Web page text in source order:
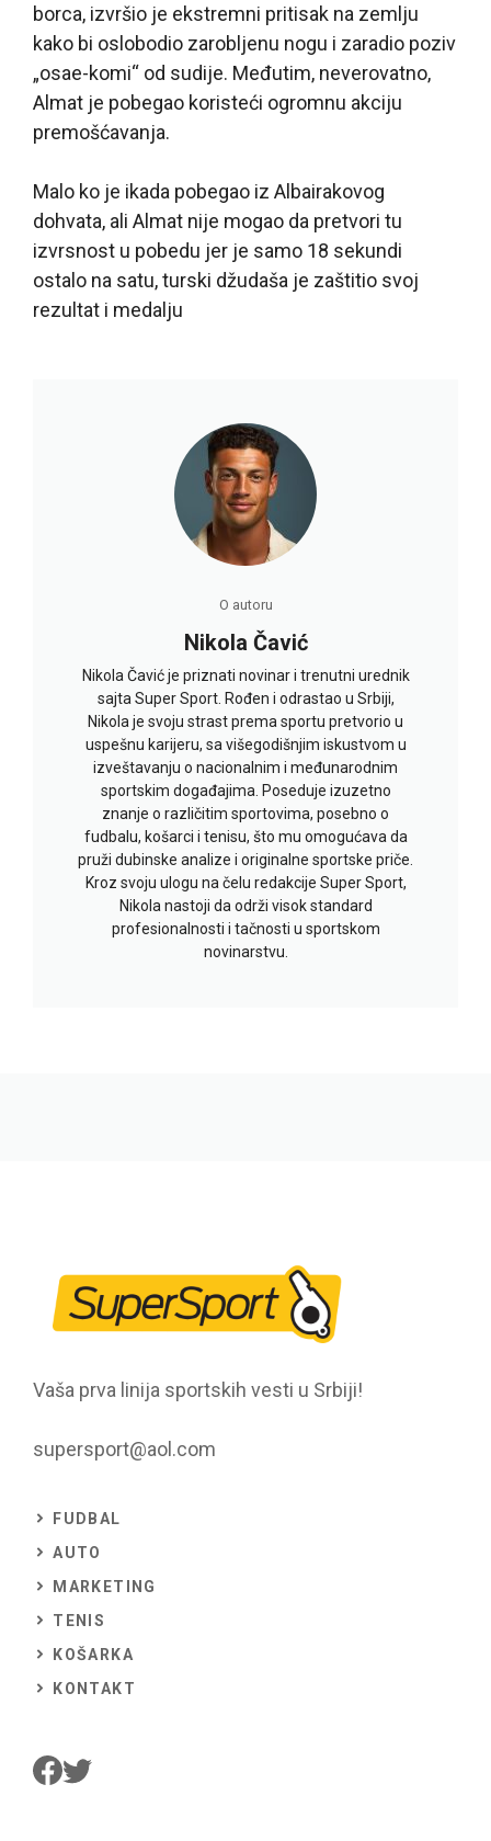
borca, izvršio je ekstremni pritisak na zemlju
kako bi oslobodio zarobljenu nogu i zaradio poziv
„osae-komi“ od sudije. Međutim, neverovatno,
Almat je pobegao koristeći ogromnu akciju
premošćavanja.
Malo ko je ikada pobegao iz Albairakovog
dohvata, ali Almat nije mogao da pretvori tu
izvrsnost u pobedu jer je samo 18 sekundi
ostalo na satu, turski džudaša je zaštitio svoj
rezultat i medalju
O autoru
Nikola Čavić
Nikola Čavić je priznati novinar i trenutni urednik
sajta Super Sport. Rođen i odrastao u Srbiji,
Nikola je svoju strast prema sportu pretvorio u
uspešnu karijeru, sa višegodišnjim iskustvom u
izveštavanju o nacionalnim i međunarodnim
sportskim događajima. Poseduje izuzetno
znanje o različitim sportovima, posebno o
fudbalu, košarci i tenisu, što mu omogućava da
pruži dubinske analize i originalne sportske priče.
Kroz svoju ulogu na čelu redakcije Super Sport,
Nikola nastoji da održi visok standard
profesionalnosti i tačnosti u sportskom
novinarstvu.
Vaša prva linija sportskih vesti u Srbiji!
supersport@aol.com
FUDBAL
AUTO
MARKETING
TENIS
KOŠARKA
KONTAKT